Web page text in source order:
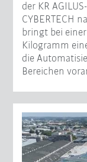
der KR
CYBERTECH
bringt bei
Kilogramm
die
Bereichen